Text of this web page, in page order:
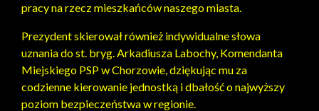
pracy na rzecz mieszkańców naszego miasta.
Prezydent skierował również indywidualne słowa
uznania do st. bryg. Arkadiusza Labochy, Komendanta
Miejskiego PSP w Chorzowie, dziękując mu za
codzienne kierowanie jednostką i dbałość o najwyższy
poziom bezpieczeństwa w regionie.